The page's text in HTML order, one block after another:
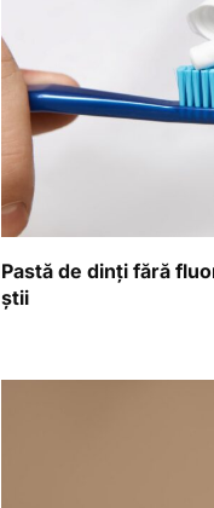
Pastă de dinți fără
știi